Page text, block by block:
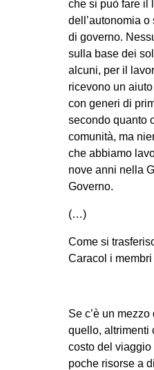
che si può fare il
dell’autonomia o
di governo.
sulla base dei
alcuni, per il
ricevono un
con generi di
secondo quanto
comunità, ma
che abbiamo
nove anni nella
Governo.
(…)
Come si
Caracol i
Se c’è un
quello, altrimenti
costo del
poche risorse a